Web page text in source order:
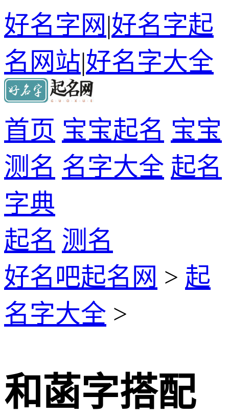
好名字网|好名字起
名网站|好名字大全
首页 宝宝起名 宝宝
测名 名字大全 起名
字典
起名 测名
好名吧起名网 > 起
名字大全 >
和菡字搭配